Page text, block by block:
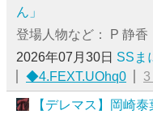
ん」
登場人物など： P 静香
2026年07月30日 SSま
◆4.FEXT.UOhq0
【デレマス】岡崎